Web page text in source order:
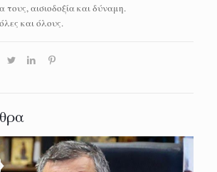
τους, αισιοδοξία και δύναμη.
και όλους.